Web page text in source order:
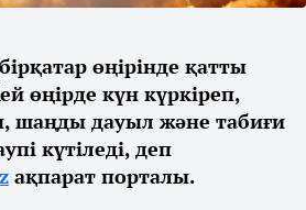
өңірінде қатты
өңірде күн күркіреп,
шаңды дауыл және табиғи
күтіледі, деп
ақпарат порталы.